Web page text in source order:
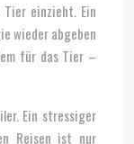
einzieht. Ein
wieder abgeben
für das Tier –
Ein stressiger
Reisen ist nur